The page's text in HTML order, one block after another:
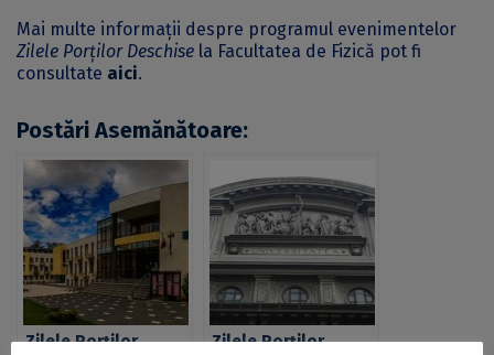
Mai multe informații despre programul evenimentelor
Zilele Porţilor Deschise la Facultatea de Fizică pot fi
consultate aici.
Postări Asemănătoare:
Zilele Porților
Zilele Porţilor